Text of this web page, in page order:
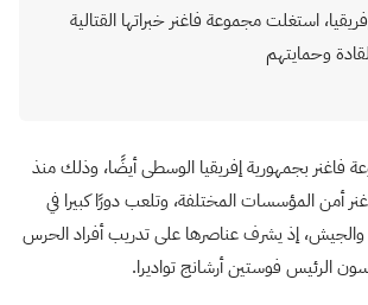
استغلت مجموعة فاغنر خبراتها القتالية
وحمايتهم
فاغنر بجمهورية إفريقيا الوسطى أيضًا، وذلك منذ
فاغنر أمن المؤسسات المختلفة، وتلعب دورًا كبيرا في
إذ يشرف عناصرها على تدريب أفراد الحرس
الرئيس فوستين أرشانج تواديرا.